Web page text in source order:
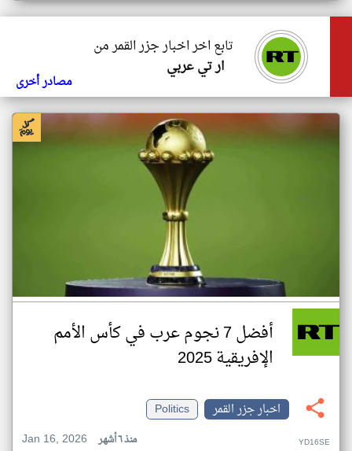
تابع اخر اخبار جزر القمر من
ار تي عربي
مصادر أخرى
أفضل 7 نجوم عرب في كأس الأمم
الإفريقية 2025
اخبار جزر القمر
Politics
Jan 16, 2026
منذ ٦ أشهر YD16SE